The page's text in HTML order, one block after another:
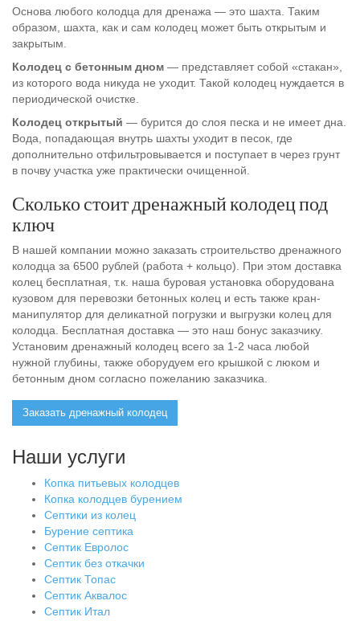
Основа любого колодца для дренажа — это шахта. Таким
образом, шахта, как и сам колодец может быть открытым и
закрытым.
Колодец с бетонным дном — представляет собой «стакан»,
из которого вода никуда не уходит. Такой колодец нуждается в
периодической очистке.
Колодец открытый — бурится до слоя песка и не имеет дна.
Вода, попадающая внутрь шахты уходит в песок, где
дополнительно отфильтровывается и поступает в через грунт
в почву участка уже практически очищенной.
Сколько стоит дренажный колодец под
ключ
В нашей компании можно заказать строительство дренажного
колодца за 6500 рублей (работа + кольцо). При этом доставка
колец бесплатная, т.к. наша буровая установка оборудована
кузовом для перевозки бетонных колец и есть также кран-
манипулятор для деликатной погрузки и выгрузки колец для
колодца. Бесплатная доставка — это наш бонус заказчику.
Установим дренажный колодец всего за 1-2 часа любой
нужной глубины, также оборудуем его крышкой с люком и
бетонным дном согласно пожеланию заказчика.
Заказать дренажный колодец
Наши услуги
Копка питьевых колодцев
Копка колодцев бурением
Септики из колец
Бурение септика
Септик Евролос
Септик без откачки
Септик Топас
Септик Аквалос
Септик Итал